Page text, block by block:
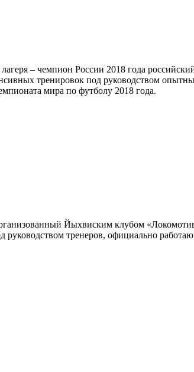
– чемпион России 2018 года
тренировок под руководством
мира по футболу 2018 года.
Йыхвиским клубом
руководством тренеров, официально